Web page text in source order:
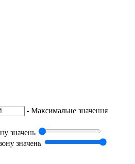
- Максимальне значення
значень
значень